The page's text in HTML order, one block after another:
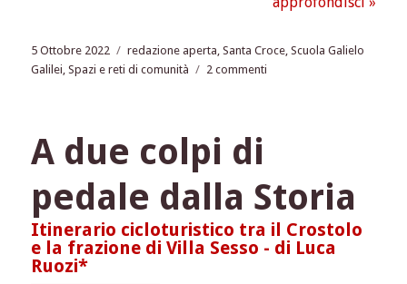
Pubblicato
il
5 Ottobre 2022 Tag
redazione aperta,Santa Croce,Scuola Galielo
Galilei,Spazi e reti di comunità 2 commenti
nella
storia
A due colpi di
pedale dalla Storia
Itinerario cicloturistico tra il Crostolo
e la frazione di Villa Sesso - di Luca
Ruozi*